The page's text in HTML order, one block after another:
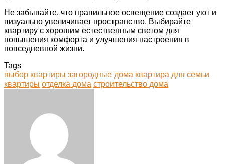
Не забывайте, что правильное освещение создает уют и
визуально увеличивает пространство. Выбирайте
квартиру с хорошим естественным светом для
повышения комфорта и улучшения настроения в
повседневной жизни.
Tags
выбор квартиры загородные дома квартира для семьи
квартиры отделка дома строительство дома